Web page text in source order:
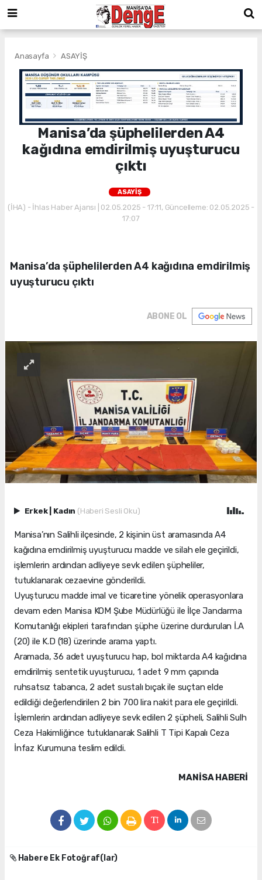
Anasayfa ASAYİŞ
Manisa’da şüphelilerden A4
kağıdına emdirilmiş uyuşturucu
çıktı
ASAYİŞ
(İHA) - İhlas Haber Ajansı | 02.05.2025 - 17:11, Güncelleme: 02.05.2025 -
17:07
Manisa’da şüphelilerden A4 kağıdına emdirilmiş
uyuşturucu çıktı
ABONE OL
Erkek Kadın (Haberi Sesli Oku)
Manisa’nın Salihli ilçesinde, 2 kişinin üst aramasında A4
kağıdına emdirilmiş uyuşturucu madde ve silah ele geçirildi,
işlemlerin ardından adliyeye sevk edilen şüpheliler,
tutuklanarak cezaevine gönderildi.
Uyuşturucu madde imal ve ticaretine yönelik operasyonlara
devam eden Manisa KOM Şube Müdürlüğü ile İlçe Jandarma
Komutanlığı ekipleri tarafından şüphe üzerine durdurulan İ.A
(20) ile K.D (18) üzerinde arama yaptı.
Aramada, 36 adet uyuşturucu hap, bol miktarda A4 kağıdına
emdirilmiş sentetik uyuşturucu, 1 adet 9 mm çapında
ruhsatsız tabanca, 2 adet sustalı bıçak ile suçtan elde
edildiği değerlendirilen 2 bin 700 lira nakit para ele geçirildi.
İşlemlerin ardından adliyeye sevk edilen 2 şüpheli, Salihli Sulh
Ceza Hakimliğince tutuklanarak Salihli T Tipi Kapalı Ceza
İnfaz Kurumuna teslim edildi.
MANISA HABERİ
Habere Ek Fotoğraf(lar)